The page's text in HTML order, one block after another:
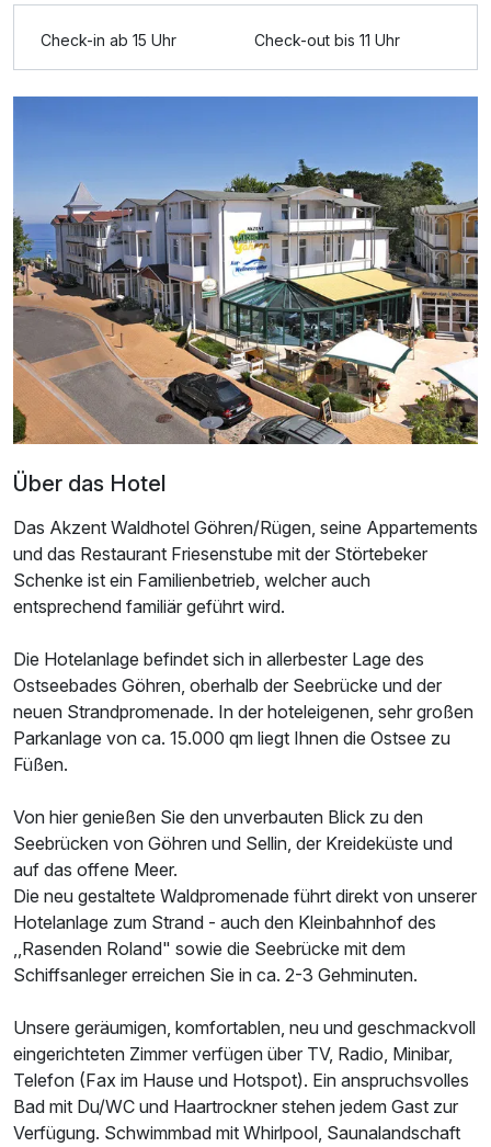
Für 2 Tage p.P. ab119,00 €
Doppelzimmer Seeseite
2 Erwachsene
Ausstattung
Zusatznächte
Für 2 Tage p.P. ab109,00 €
Doppelzimmer Standard
2 Erwachsene
Ausstattung
Zusatznächte
Für 2 Tage p.P. ab99,00 €
Doppelzimmer Superior
2 Erwachsene
Ausstattung
Check-in ab 15 Uhr Check-out bis 11 Uhr
Über das Hotel
Das Akzent Waldhotel Göhren/Rügen, seine Appartements
und das Restaurant Friesenstube mit der Störtebeker
Schenke ist ein Familienbetrieb, welcher auch
entsprechend familiär geführt wird.
Die Hotelanlage befindet sich in allerbester Lage des
Ostseebades Göhren, oberhalb der Seebrücke und der
neuen Strandpromenade. In der hoteleigenen, sehr großen
Parkanlage von ca. 15.000 qm liegt Ihnen die Ostsee zu
Füßen.
Von hier genießen Sie den unverbauten Blick zu den
Seebrücken von Göhren und Sellin, der Kreideküste und
auf das offene Meer.
Die neu gestaltete Waldpromenade führt direkt von unserer
Hotelanlage zum Strand - auch den Kleinbahnhof des
,,Rasenden Roland" sowie die Seebrücke mit dem
Schiffsanleger erreichen Sie in ca. 2-3 Gehminuten.
Unsere geräumigen, komfortablen, neu und geschmackvoll
eingerichteten Zimmer verfügen über TV, Radio, Minibar,
Telefon (Fax im Hause und Hotspot). Ein anspruchsvolles
Bad mit Du/WC und Haartrockner stehen jedem Gast zur
Verfügung. Schwimmbad mit Whirlpool, Saunalandschaft